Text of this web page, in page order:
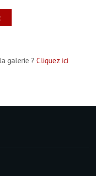
galerie ? Cliquez ici